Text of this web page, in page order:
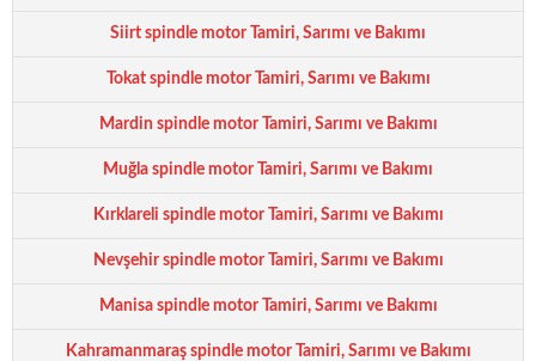
Siirt spindle motor Tamiri, Sarımı ve Bakımı
Tokat spindle motor Tamiri, Sarımı ve Bakımı
Mardin spindle motor Tamiri, Sarımı ve Bakımı
Muğla spindle motor Tamiri, Sarımı ve Bakımı
Kırklareli spindle motor Tamiri, Sarımı ve Bakımı
Nevşehir spindle motor Tamiri, Sarımı ve Bakımı
Manisa spindle motor Tamiri, Sarımı ve Bakımı
Kahramanmaraş spindle motor Tamiri, Sarımı ve Bakımı